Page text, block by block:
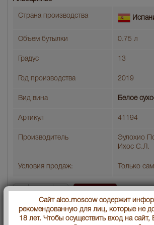
Страна производства
Объем бутылки 0.75 л
Градус 13
Год производства 2019
Вид вина Белое
Артикул 41194
Производитель
Эулохио
Ихос С.Л.
Условия продаж: Только
В заявку
Сайт alco.moscow содержит
рекомендованную для лиц, которые не
18 лет. Чтобы осуществить вход на